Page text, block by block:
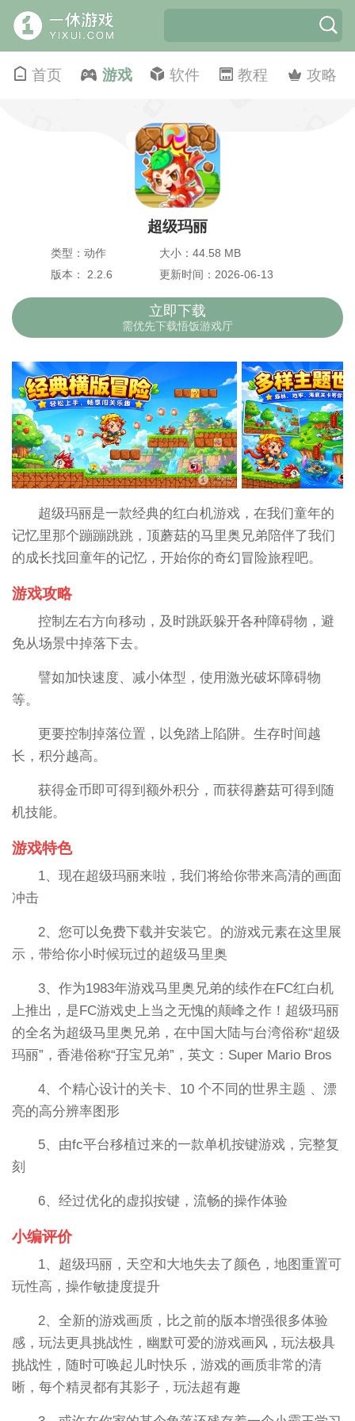
首页 游戏 软件 教程 攻略
超级玛丽
类型：动作
大小：44.58 MB
版本： 2.2.6
更新时间：2026-06-13
立即下载
需优先下载悟饭游戏厅
超级玛丽是一款经典的红白机游戏，在我们童年的
记忆里那个蹦蹦跳跳，顶蘑菇的马里奥兄弟陪伴了我们
的成长找回童年的记忆，开始你的奇幻冒险旅程吧。
游戏攻略
控制左右方向移动，及时跳跃躲开各种障碍物，避
免从场景中掉落下去。
譬如加快速度、减小体型，使用激光破坏障碍物
等。
更要控制掉落位置，以免踏上陷阱。生存时间越
长，积分越高。
获得金币即可得到额外积分，而获得蘑菇可得到随
机技能。
游戏特色
1、现在超级玛丽来啦，我们将给你带来高清的画面
冲击
2、您可以免费下载并安装它。的游戏元素在这里展
示，带给你小时候玩过的超级马里奥
3、作为1983年游戏马里奥兄弟的续作在FC红白机
上推出，是FC游戏史上当之无愧的颠峰之作！超级玛丽
的全名为超级马里奥兄弟，在中国大陆与台湾俗称“超级
玛丽”，香港俗称“孖宝兄弟”，英文：Super Mario Bros
4、个精心设计的关卡、10 个不同的世界主题 、漂
亮的高分辨率图形
5、由fc平台移植过来的一款单机按键游戏，完整复
刻
6、经过优化的虚拟按键，流畅的操作体验
小编评价
1、超级玛丽，天空和大地失去了颜色，地图重置可
玩性高，操作敏捷度提升
2、全新的游戏画质，比之前的版本增强很多体验
感，玩法更具挑战性，幽默可爱的游戏画风，玩法极具
挑战性，随时可唤起儿时快乐，游戏的画质非常的清
晰，每个精灵都有其影子，玩法超有趣